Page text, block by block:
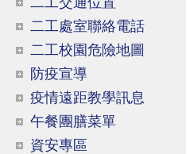
二工處室聯絡電話
二工校園危險地圖
防疫宣導
疫情遠距教學訊息
午餐團膳菜單
資安專區